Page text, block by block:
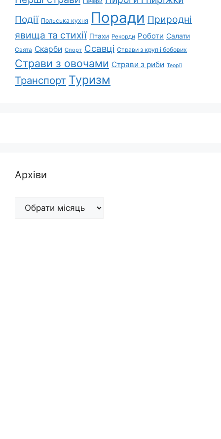
Події Польська кухня Поради Природні
явища та стихії Птахи Рекорди Роботи Салати
Свята Скарби Спорт Ссавці Страви з круп і бобових
Страви з овочами Страви з риби Теорії
Транспорт Туризм
Архіви
Архіви